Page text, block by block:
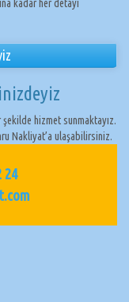
kadar her detayı
hizmet sunmaktayız.
Nakliyat’a ulaşabilirsiniz.
24